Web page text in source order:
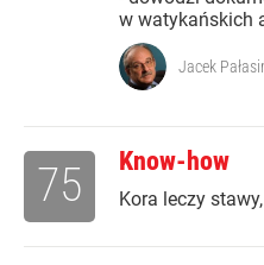
w watykańskich
Jacek
Know-how
Kora leczy
75